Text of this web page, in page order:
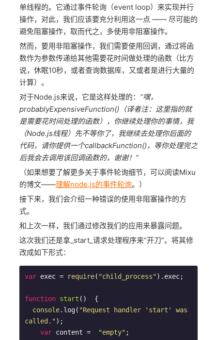
单线程的。它通过事件轮询（event loop）来实现并行
操作，对此，我们应该要充分利用这一点 —— 尽可能的
避免阻塞操作，取而代之，多使用非阻塞操作。
然而，要用非阻塞操作，我们需要使用回调，通过将函
数作为参数传递给其他需要花时间做处理的函数（比方
说，休眠10秒，或者查询数据库，又或者是进行大量的
计算）。
对于Node.js来说，它是这样处理的： “嘿，
probablyExpensiveFunction()（译者注：这里指的就
是需要花时间处理的函数），你继续处理你的事情，我
（Node.js线程）先不等你了，我继续去处理你后面的
代码，请你提供一个callbackFunction()，等你处理完之
后我会去调用该回调函数的，谢谢！”
（如果想要了解更多关于事件轮询细节，可以阅读Mixu
的博文——理解node.js的事件轮询。）
接下来，我们会介绍一种错误的使用非阻塞操作的方
式。
和上次一样，我们通过修改我们的应用来暴露问题。
这次我们还是拿_start_请求处理程序来“开刀”。将其修
改成如下形式：
var exec = require( "child_process").exec;
function start ( ) {
console.log( "Request handler 'start' was
called.");
var content = "empty" ;